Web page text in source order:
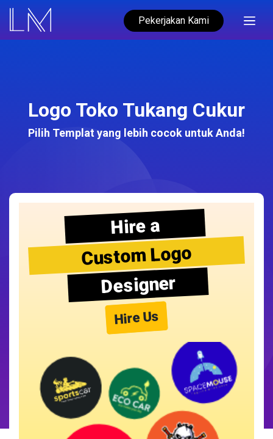
Pekerjakan Kami
Logo Toko Tukang Cukur
Pilih Templat yang lebih cocok untuk Anda!
Hire a
Custom Logo
Designer
Hire Us